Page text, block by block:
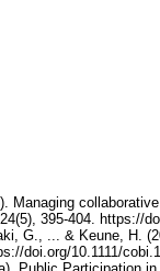
Managing
395-404. https://
G., ... & Keune, H.
doi.org/10.1111/